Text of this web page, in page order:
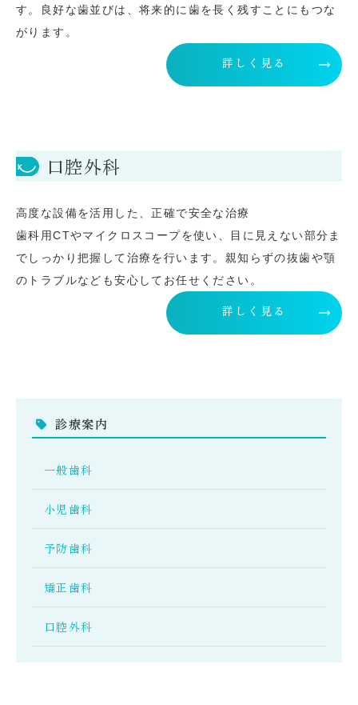
す。良好な歯並びは、将来的に歯を長く残すことにもつな
がります。
詳しく見る
口腔外科
高度な設備を活用した、正確で安全な治療
歯科用CTやマイクロスコープを使い、目に見えない部分ま
でしっかり把握して治療を行います。親知らずの抜歯や顎
のトラブルなども安心してお任せください。
詳しく見る
診療案内
一般歯科
小児歯科
予防歯科
矯正歯科
口腔外科